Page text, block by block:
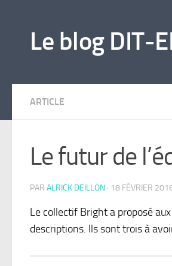
Le blog DIT-
ARTICLE
Le futur de
PAR ALRICK DEILLON · 18 FÉVRIER
Le collectif Bright a proposé
descriptions. Ils sont trois à